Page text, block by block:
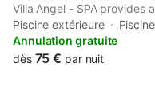
Villa Angel - SPA provides
free private parking, a spa
bath. With pool views, this
Piscine extérieure Piscine
Annulation gratuite
dès 75 € par nuit